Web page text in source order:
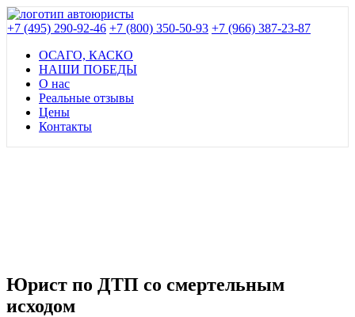
+7 (495) 290-92-46 +7 (800) 350-50-93 +7 (966) 387-23-87
ОСАГО, КАСКО
НАШИ ПОБЕДЫ
О нас
Реальные отзывы
Цены
Контакты
Юрист по ДТП со смертельным
исходом